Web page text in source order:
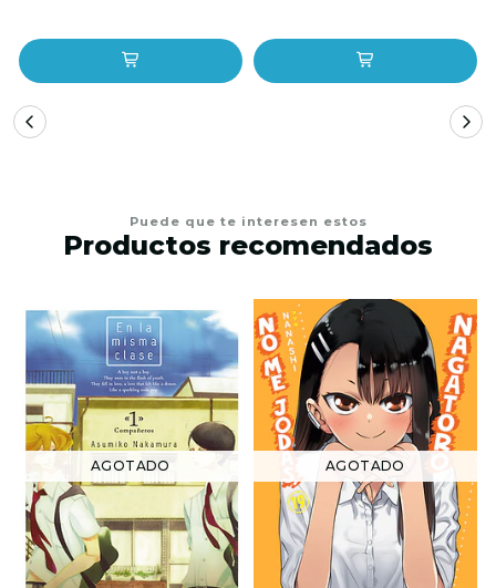
Puede que te interesen estos
Productos recomendados
AGOTADO AGOTADO